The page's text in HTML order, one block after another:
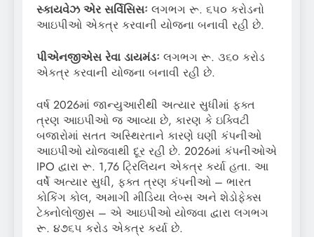
સ્કાયવેઝ એર સર્વિસિસ લગભગ રૂ. ૬૫૦ કરોડનો
આઇપીઓ એકત્ર કરવાની યોજના બનાવી રહી છે.
પીએનજીએસ રેવા ડાયમંડ લગભગ રૂ. ૩૬૦ કરોડ
એકત્ર કરવાની યોજના બનાવી રહી છે.
વર્ષ 2026માં જાન્યુઆરીથી અત્યાર સુધીમાં ફક્ત
ત્રણ આઇપીઓ જ આવ્યા છે, કારણ કે ઇક્વિટી
બજારોમાં સતત અસ્થિરતાને કારણે ઘણી કંપનીઓ
આઇપીઓ યોજવાથી દૂર રહી છે. 2026માં કંપનીઓએ
IPO દ્વારા રૂ. 1,76 ટ્રિલિયન એકત્ર કર્યા હતા. આ
વર્ષે અત્યાર સુધી, ફક્ત ત્રણ કંપનીઓ – ભારત
કોકિંગ કોલ, અમાગી મીડિયા લેબ્સ અને શેડોફેક્સ
ટેક્નોલોજીસ – એ આઇપીઓ યોજવા દ્વારા લગભગ
રૂ. ૪૭૬૫ કરોડ એકત્ર કર્યા છે.